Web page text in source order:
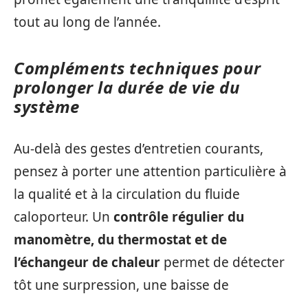
tout au long de l’année.
Compléments techniques pour
prolonger la durée de vie du
système
Au-delà des gestes d’entretien courants,
pensez à porter une attention particulière à
la qualité et à la circulation du fluide
caloporteur. Un contrôle régulier du
manomètre, du thermostat et de
l’échangeur de chaleur permet de détecter
tôt une surpression, une baisse de